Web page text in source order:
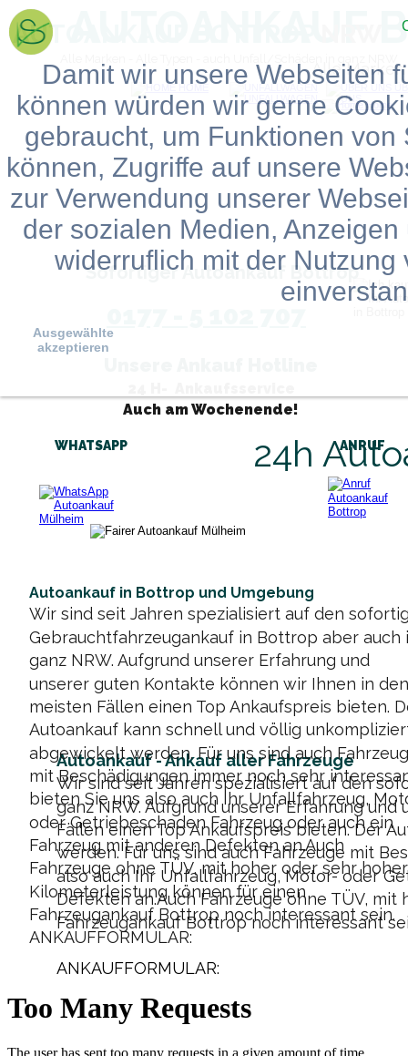
Autoankauf - Ankauf aller Fahrzeuge
Wir sind seit Jahren spezialisiert auf den
ganz NRW. Aufgrund unserer Erfahrung
Fällen einen Top Ankaufspreis bieten. Der
werden. Für uns sind auch Fahrzeuge mit
also auch Ihr Unfallfahrzeug, Motor- oder
Defekten an.Auch Fahrzeuge ohne TÜV,
Fahrzeugankauf Bottrop noch interessant
ANKAUFFORMULAR:
24h
Alle
AUTOANKAUF
Auch am Wochenende!
AUTOANKAUF BOTTROP
Autoankauf in Bottrop und Umgebung
Wir sind seit Jahren spezialisiert auf den
Gebrauchtfahrzeugankauf in Bottrop aber auch
ganz NRW. Aufgrund unserer Erfahrung und
unserer guten Kontakte können wir Ihnen in
meisten Fällen einen Top Ankaufspreis bieten.
Autoankauf kann schnell und völlig
abgewickelt werden. Für uns sind auch
mit Beschädigungen immer noch sehr
bieten Sie uns also auch Ihr Unfallfahrzeug,
oder Getriebeschaden Fahrzeug oder auch ein
Fahrzeug mit anderen Defekten an.Auch
Fahrzeuge ohne TÜV, mit hoher oder sehr
Kilometerleistung können für einen
Fahrzeugankauf Bottrop noch interessant sein.
ANKAUFFORMULAR:
Sofortiger Autoankauf Bottrop
WHATSAPP
                ANRUF
Damit wir unsere Webseiten
können würden wir gerne
gebraucht, um Funktionen
können, Zugriffe auf unsere
zur Verwendung unserer
der sozialen Medien,
widerruflich mit der
Ausgewählte
akzeptieren